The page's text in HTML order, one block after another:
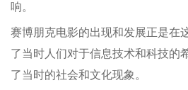
响。
赛博朋克电影的出现和发展正是在
了当时人们对于信息技术和科技的
了当时的社会和文化现象。